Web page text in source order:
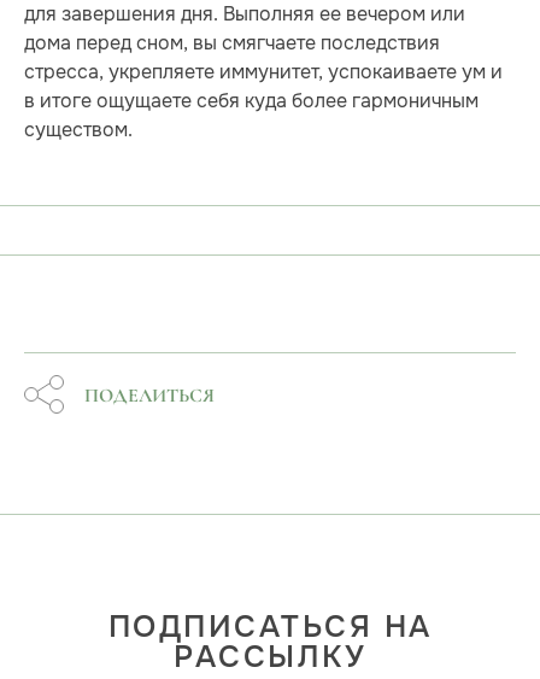
для завершения дня. Выполняя ее вечером или
дома перед сном, вы смягчаете последствия
стресса, укрепляете иммунитет, успокаиваете ум и
в итоге ощущаете себя куда более гармоничным
существом.
ПОДЕЛИТЬСЯ
ПОДПИСАТЬСЯ НА
РАССЫЛКУ